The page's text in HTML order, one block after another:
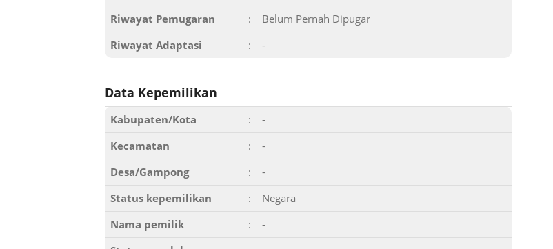
Riwayat Pemugaran
:
Belum Pernah Dipugar
Riwayat Adaptasi
: -
Data Kepemilikan
Kabupaten/Kota :
-
Kecamatan
:
-
Desa/Gampong
:
-
Status kepemilikan
:
Negara
Nama pemilik
:
-